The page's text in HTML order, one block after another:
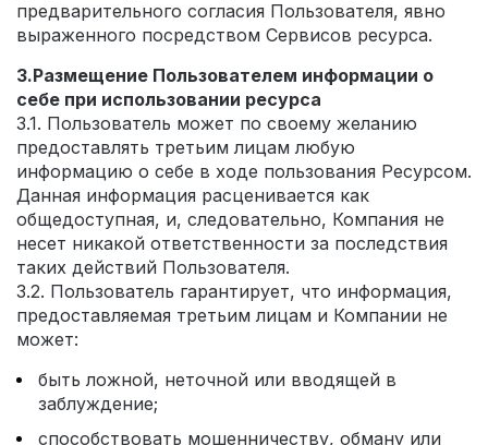
предварительного согласия Пользователя, явно
выраженного посредством Сервисов ресурса.
3.Размещение Пользователем информации о
себе при использовании ресурса
3.1. Пользователь может по своему желанию
предоставлять третьим лицам любую
информацию о себе в ходе пользования Ресурсом.
Данная информация расценивается как
общедоступная, и, следовательно, Компания не
несет никакой ответственности за последствия
таких действий Пользователя.
3.2. Пользователь гарантирует, что информация,
предоставляемая третьим лицам и Компании не
может:
быть ложной, неточной или вводящей в
заблуждение;
способствовать мошенничеству, обману или